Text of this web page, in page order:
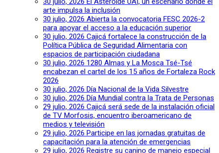
arte impulsa la inclusión
30 julio, 2026 Abierta la convocatoria FESC 2026-2
para apoyar el acceso a la educación superior
30 julio, 2026 Cajicá fortalece la construcción de la
Política Pública de Seguridad Alimentaria con
espacios de participación ciudadana
30 julio, 2026 1280 Almas y La Mosca Tsé-Tsé
encabezan el cartel de los 15 años de Fortaleza Rock
2026
30 julio, 2026 Día Nacional de la Vida Silvestre
30 julio, 2026 Día Mundial contra la Trata de Personas
29 julio, 2026 Cajicá será sede de la instalación oficial
de TV Morfosis, encuentro iberoamericano de
medios y televisión
29 julio, 2026 Participe en las jornadas gratuitas de
capacitación para la atención de emergencias
29 julio, 2026 Registre su canino de manejo especial